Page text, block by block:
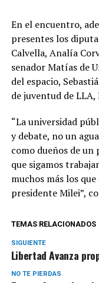
En el encuentro,
presentes los
Calvella, Analía
senador Matías de
del espacio,
de juventud de LLA,
“La universidad
y debate, no un
como dueños de
que sigamos
muchos más los
presidente Milei”,
TEMAS RELACIONADOS
SIGUIENTE
Libertad Avanza
NO TE PIERDAS